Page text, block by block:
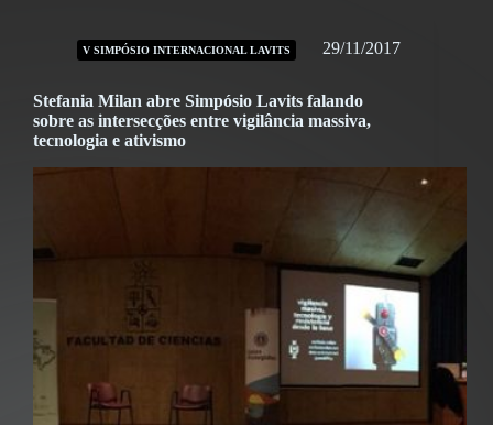
V SIMPÓSIO INTERNACIONAL LAVITS 29/11/2017
Stefania Milan abre Simpósio Lavits falando
sobre as intersecções entre vigilância massiva,
tecnologia e ativismo